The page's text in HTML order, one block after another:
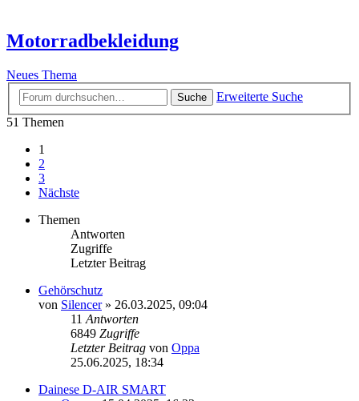
Motorradbekleidung
Neues Thema
Suche
Erweiterte Suche
51 Themen
1
2
3
Nächste
Themen
Antworten
Zugriffe
Letzter Beitrag
Gehörschutz
von Silencer» 26.03.2025, 09:04
11 Antworten
6849 Zugriffe
Letzter Beitrag von Oppa
25.06.2025, 18:34
Dainese D-AIR SMART